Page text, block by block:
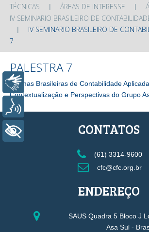
TÉCNICAS
ÁREAS DE INTERESSE
IV SEMINARIO BRASILEIRO DE
IV SEMINARIO BRASILEIRO DE
7
PALESTRA 7
Normas Brasileiras de Contabilidade
Contextualização e Perspectivas do Grupo
CONTATOS
(61) 3314-9600
cfc@cfc.org.br
ENDEREÇO
SAUS Quadra 5 Bloco J
Asa Sul -
Libras
+ Acessibilidade